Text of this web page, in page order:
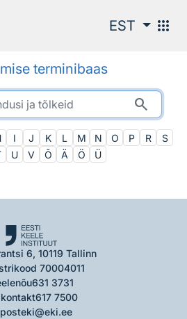
EST apps
terminibaas
search
I J K L M N O P R
S
U V Õ Ä Ö Ü
6, 10119 Tallinn
70004011
631 3731
617 7500
eki@eki.ee